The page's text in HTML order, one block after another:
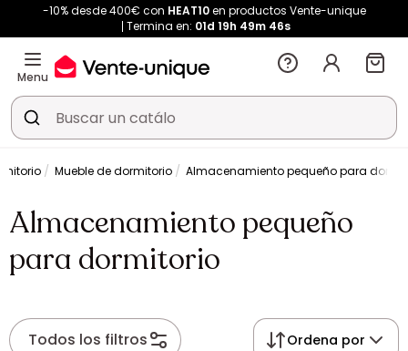
-10% desde 400€ con HEAT10en productos Vente-unique
Termina en: 01d 19h 49m 45s
Menu
Mueble de dormitorio Almacenamiento pequeño para
Almacenamiento pequeño
para dormitorio
Todos los filtros Ordena por